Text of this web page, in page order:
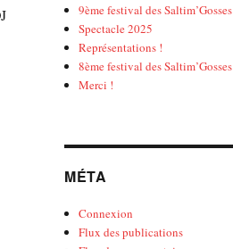
9ème festival des Saltim’Gosses
Spectacle 2025
Représentations !
8ème festival des Saltim’Gosses
Merci !
MÉTA
Connexion
Flux des publications